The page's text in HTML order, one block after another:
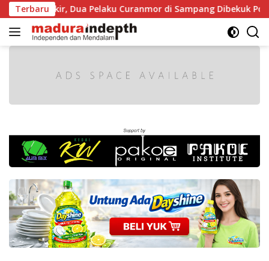
Langsung
ke
konten
Terbaru
Diparkir, Dua Pelaku Curanmor di Sampang Dibekuk Polisi